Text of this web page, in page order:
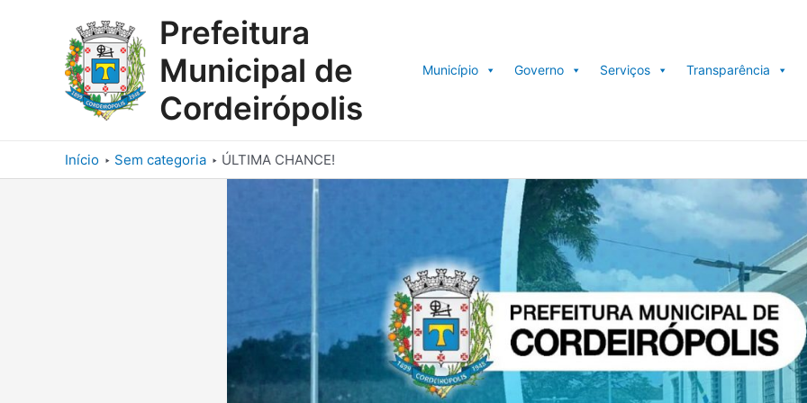
Prefeitura
Municipal de
Cordeirópolis
Município Governo Serviços Transparência
Início Sem categoria ÚLTIMA CHANCE!